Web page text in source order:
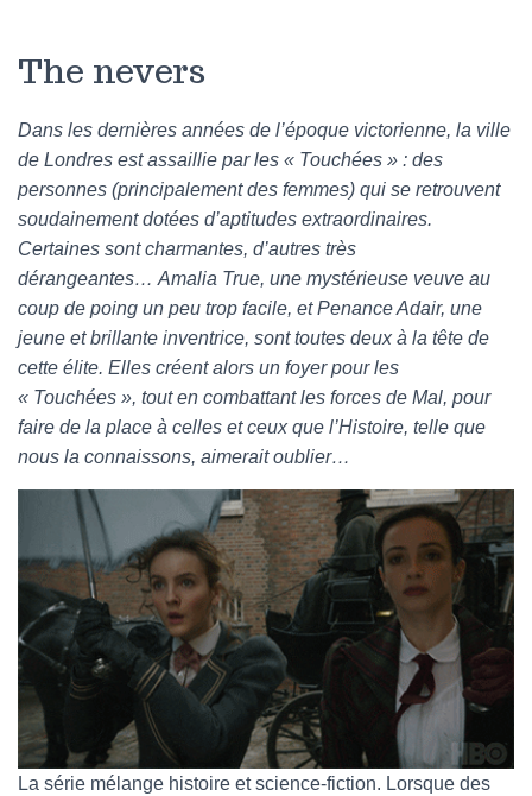
The nevers
Dans les dernières années de l’époque victorienne, la ville
de Londres est assaillie par les « Touchées » : des
personnes (principalement des femmes) qui se retrouvent
soudainement dotées d’aptitudes extraordinaires.
Certaines sont charmantes, d’autres très
dérangeantes… Amalia True, une mystérieuse veuve au
coup de poing un peu trop facile, et Penance Adair, une
jeune et brillante inventrice, sont toutes deux à la tête de
cette élite. Elles créent alors un foyer pour les
« Touchées », tout en combattant les forces de Mal, pour
faire de la place à celles et ceux que l’Histoire, telle que
nous la connaissons, aimerait oublier…
La série mélange histoire et science-fiction. Lorsque des